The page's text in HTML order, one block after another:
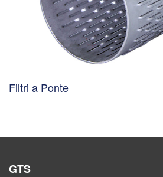
Filtri a Ponte
GTS